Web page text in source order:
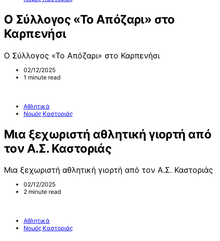
Ο Σύλλογος «Το Απόζαρι» στο
Καρπενήσι
Ο Σύλλογος «Το Απόζαρι» στο Καρπενήσι
02/12/2025
1 minute read
Αθλητικά
Νομός Καστοριάς
Μια ξεχωριστή αθλητική γιορτή από
τον Α.Σ. Καστοριάς
Μια ξεχωριστή αθλητική γιορτή από τον Α.Σ. Καστοριάς
02/12/2025
2 minute read
Αθλητικά
Νομός Καστοριάς